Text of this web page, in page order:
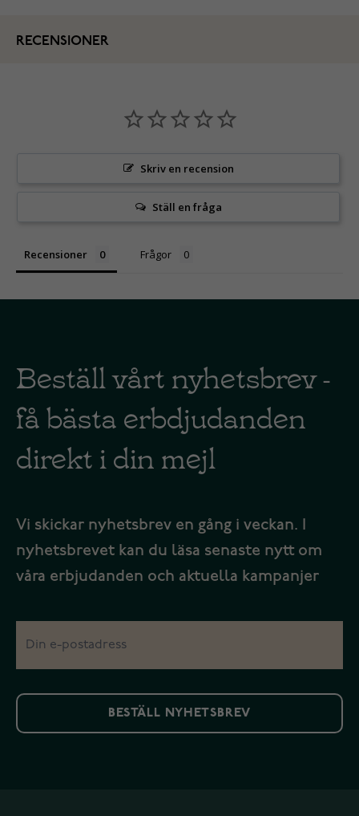
RECENSIONER
Skriv en recension
Ställ en fråga
Recensioner Frågor
Beställ vårt nyhetsbrev -
få bästa erbdjudanden
direkt i din mejl
Vi skickar nyhetsbrev en gång i veckan. I
nyhetsbrevet kan du läsa senaste nytt om
våra erbjudanden och aktuella kampanjer
BESTÄLL NYHETSBREV